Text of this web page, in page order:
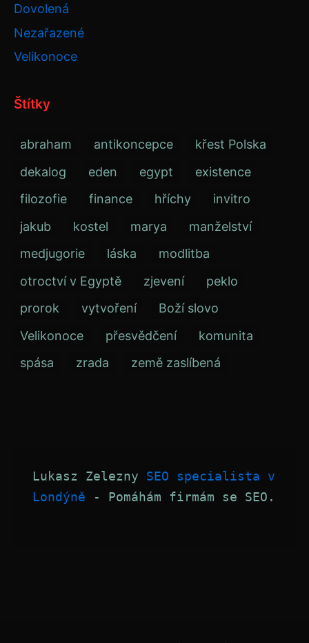
Dovolená
Nezařazené
Velikonoce
Štítky
abraham antikoncepce
křest Polska
dekalog
eden egypt
existence
filozofie
finance hříchy
invitro
jakub
kostel marya
manželství
medjugorie
láska
modlitba
otroctví v Egyptě
zjevení
peklo
prorok
vytvoření
Boží slovo
Velikonoce
přesvědčení
komunita
spása
zrada země zaslíbená
Lukasz Zelezny SEO specialista v
Londýně - Pomáhám firmám se SEO.